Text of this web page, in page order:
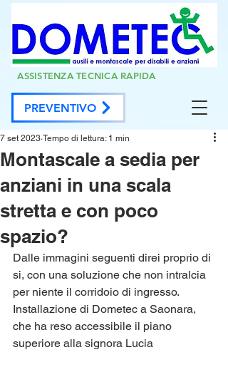
PREVENTIVO
ASSISTENZA TECNICA RAPIDA
Montascale a sedia per
anziani in una scala
stretta e con poco
spazio?
7 set 2023 Tempo di lettura: 1 min
Dalle immagini seguenti direi proprio di
si, con una soluzione che non intralcia
per niente il corridoio di ingresso.
Installazione di Dometec a Saonara,
che ha reso accessibile il piano
superiore alla signora Lucia